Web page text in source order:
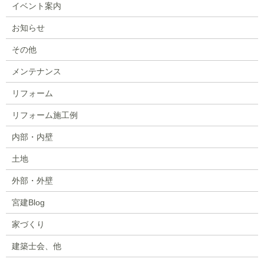
イベント案内
お知らせ
その他
メンテナンス
リフォーム
リフォーム施工例
内部・内壁
土地
外部・外壁
宮建Blog
家づくり
建築士会、他